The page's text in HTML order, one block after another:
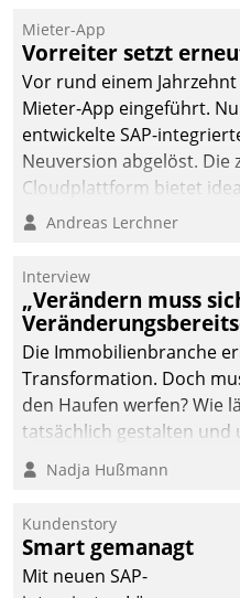
Mieter-App
Vorreiter setzt
Vor rund einem Jahrzehnt
Mieter-App eingeführt.
entwickelte SAP-
Neuversion abgelöst. Die
Cloudplattform bietet
die Funktionalität der
integrieren.
Andreas Lerchner
Interview
„Verändern muss
Die Immobilienbranche
Transformation. Doch
den Haufen werfen? Wie
tatsächlich gestalten und
Argumente zählen wirklich?
Nadja Hußmann
Kundenstory
Smart gemanagt
Mit neuen SAP-